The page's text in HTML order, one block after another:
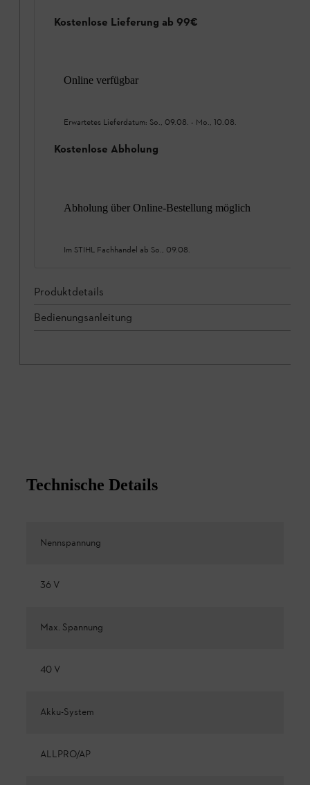
Kostenlose Lieferung ab 99€
Online verfügbar
Erwartetes Lieferdatum: So., 09.08. - Mo., 10.08.
Kostenlose Abholung
Abholung über Online-Bestellung möglich
Im STIHL Fachhandel ab So., 09.08.
Produktdetails
Bedienungsanleitung
Technische Details
Nennspannung
36 V
Max. Spannung
40 V
Akku-System
ALLPRO/AP